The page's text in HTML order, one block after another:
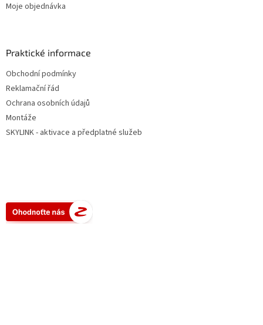
Moje objednávka
Praktické informace
Obchodní podmínky
Reklamační řád
Ochrana osobních údajů
Montáže
SKYLINK - aktivace a předplatné služeb